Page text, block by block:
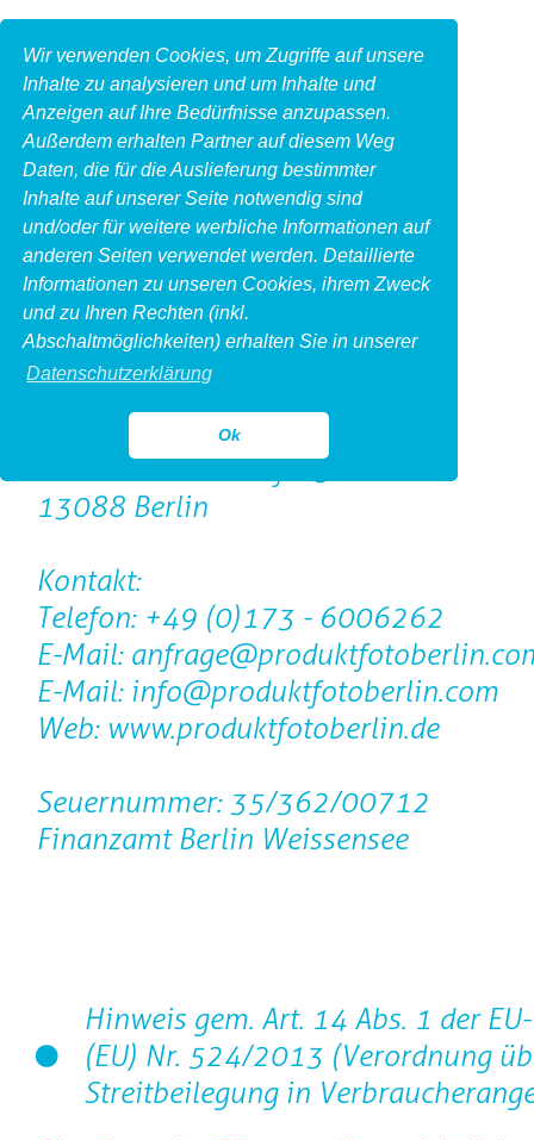
Wir verwenden Cookies, um Zugriffe auf unsere
Inhalte zu analysieren und um Inhalte und
Anzeigen auf Ihre Bedürfnisse anzupassen.
Außerdem erhalten Partner auf diesem Weg
Daten, die für die Auslieferung bestimmter
Inhalte auf unserer Seite notwendig sind
und/oder für weitere werbliche Informationen auf
anderen Seiten verwendet werden. Detaillierte
Informationen zu unseren Cookies, ihrem Zweck
und zu Ihren Rechten (inkl.
Abschaltmöglichkeiten) erhalten Sie in unserer
Datenschutzerklärung
Ok
Impressum
Produktfotoberlin.de
Michail Jahn Photography
Inhaber Michail Jahn
Herbert-Baum-Straße 5
13088 Berlin
Kontakt:
Telefon: +49 (0)173 - 6006262
E-Mail:
E-Mail: info@produktfotoberlin.com
Web: www.produktfotoberlin.de
Seuernummer: 35/362/00712
Finanzamt Berlin Weissensee
Hinweis gem. Art. 14 Abs. 1 der
(EU) Nr. 524/2013 (Verordnung
Streitbeilegung in